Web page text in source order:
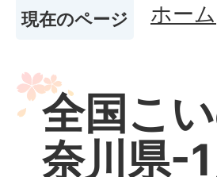
現在のページ ホーム
全国こ
奈川県-1